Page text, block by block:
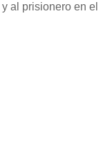
al prisionero en el